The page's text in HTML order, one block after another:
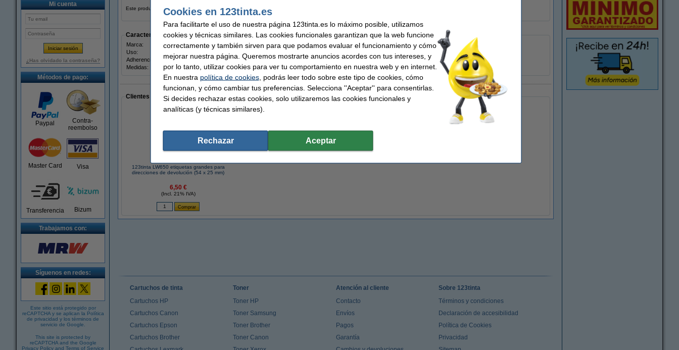
Mi cuenta
¿Has olvidado la contraseña?
Métodos de pago:
Paypal
Contra-
reembolso
Master Card Visa
Transferencia Bizum
Trabajamos con:
Síguenos en redes:
Este sitio está protegido por
reCAPTCHA y se aplican la Política
de privacidad y los términos de
servicio de Google
This site is protected by
reCAPTCHA and the Google
Privacy Policy and Terms of Service
Este producto marca 123tinta incluye garantía del 100%. 1-2-3 ¡sin preocupaciones!
Características
Marca: 123tinta Acabado:
mate
Uso:
blanco
Adherencia:
Adhesivo Material:
papel
Medidas:
104 x 159 mm (AnxL) Cantidad: 1 x 220 etiquetas
Clientes que han realizado compras similares también han elegido estos artículos.
123tinta LW650 etiquetas grandes para
direcciones de devolución (54 x 25 mm)
6,50 €
(Incl. 21% IVA)
Cartuchos de tinta
Cartuchos HP
Cartuchos Canon
Cartuchos Epson
Cartuchos Brother
Toner
Toner HP
Toner Samsung
Toner Brother
Toner Canon
Atención al cliente
Contacto
Envíos
Pagos
Garantía
Sobre 123tinta
Términos y condiciones
Declaración de accesibilidad
Política de Cookies
Privacidad
Cookies en 123tinta.es
Para facilitarte el uso de nuestra página 123tinta.es lo máximo posible, utilizamos
cookies y técnicas similares. Las cookies funcionales garantizan que la web funcione
correctamente y también sirven para que podamos evaluar el funcionamiento y cómo
mejorar nuestra página. Queremos mostrarte anuncios acordes con tus intereses, y
por lo tanto, utilizar cookies para ver tu comportamiento en nuestra web y en internet.
En nuestra política de cookies, podrás leer todo sobre este tipo de cookies, cómo
funcionan, y cómo cambiar tus preferencias. Selecciona ''Aceptar'' para consentirlas.
Si decides rechazar estas cookies, solo utilizaremos las cookies funcionales y
analíticas (y técnicas similares).
Rechazar Aceptar